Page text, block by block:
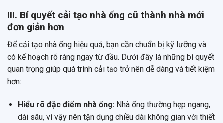
III. Bí quyết cải tạo nhà ống cũ thành nhà mới
đơn giản hơn
Để cải tạo nhà ống hiệu quả, bạn cần chuẩn bị kỹ lưỡng và
có kế hoạch rõ ràng ngay từ đầu. Dưới đây là những bí quyết
quan trọng giúp quá trình cải tạo trở nên dễ dàng và tiết kiệm
hơn:
Hiểu rõ đặc điểm nhà ống:Nhà ống thường hẹp ngang,
dài sâu, vì vậy nên tận dụng chiều dài không gian với thiết